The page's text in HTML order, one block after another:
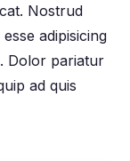
Nostrud
adipisicing
Dolor pariatur
ad quis